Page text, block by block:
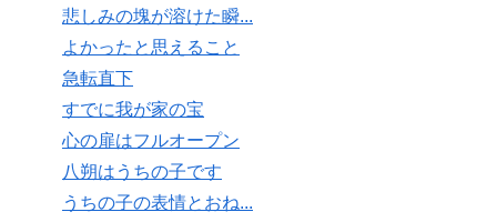
悲しみの塊が溶けた瞬...
よかったと思えること
急転直下
すでに我が家の宝
心の扉はフルオープン
八朔はうちの子です
うちの子の表情とおね...